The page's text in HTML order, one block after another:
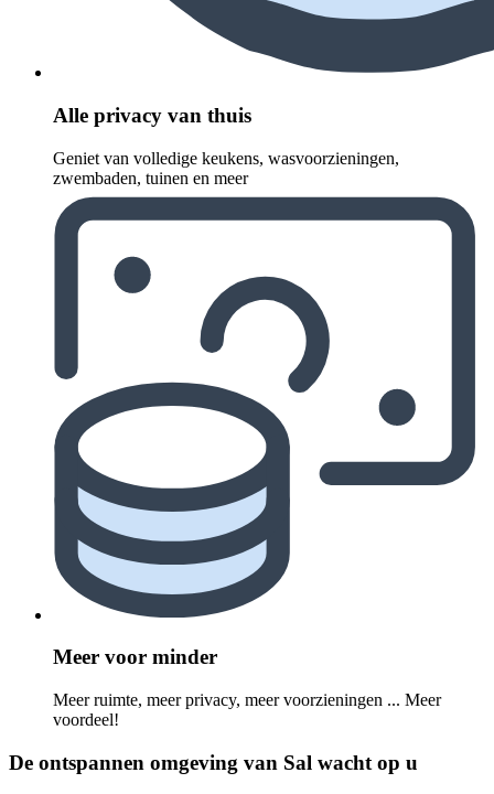
Alle privacy van thuis
Geniet van volledige keukens, wasvoorzieningen,
zwembaden, tuinen en meer
Meer voor minder
Meer ruimte, meer privacy, meer voorzieningen ... Meer
voordeel!
De ontspannen omgeving van Sal wacht op u